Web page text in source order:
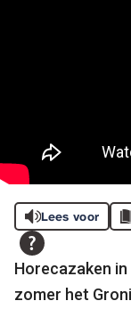
Lees voor
Horecazaken
zomer het